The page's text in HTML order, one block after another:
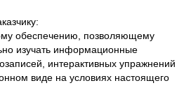
обеспечению, позволяющему
изучать информационные
интерактивных упражнений
виде на условиях настоящего